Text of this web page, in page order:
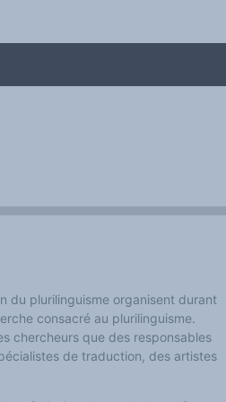
du plurilinguisme organisent durant
consacré au plurilinguisme.
chercheurs que des responsables
de traduction, des artistes